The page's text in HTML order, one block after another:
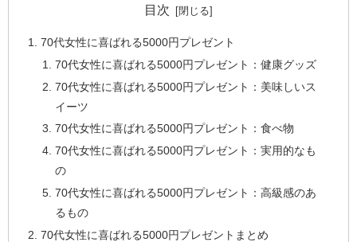
目次
70代女性に喜ばれる5000円プレゼント
70代女性に喜ばれる5000円プレゼント：健康グッズ
70代女性に喜ばれる5000円プレゼント：美味しいス
イーツ
70代女性に喜ばれる5000円プレゼント：食べ物
70代女性に喜ばれる5000円プレゼント：実用的なも
の
70代女性に喜ばれる5000円プレゼント：高級感のあ
るもの
70代女性に喜ばれる5000円プレゼントまとめ